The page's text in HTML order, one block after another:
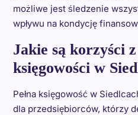
możliwe jest śledzenie
wpływu na kondycję
Jakie są korzyści z
księgowości w
Pełna księgowość w
dla przedsiębiorców, którzy